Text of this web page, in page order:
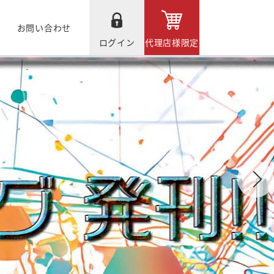
お問い合わせ
ログイン
代理店様限定